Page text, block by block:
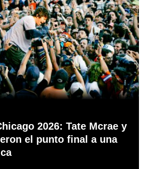
2026: Tate Mcrae y
el punto final a una